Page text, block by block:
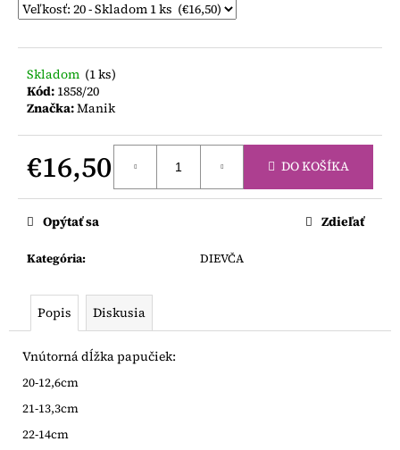
Skladom (1 ks)
Kód: 1858/20
Značka:Manik
€16,50
Jednotková
cena:
DO KOŠÍKA
Kategória: DIEVČA
Opýtať sa Zdieľať
Popis Diskusia
Vnútorná dĺžka papučiek:
20-12,6cm
21-13,3cm
22-14cm
MAGNA
DASHERS
12
DIELOV
€37,50